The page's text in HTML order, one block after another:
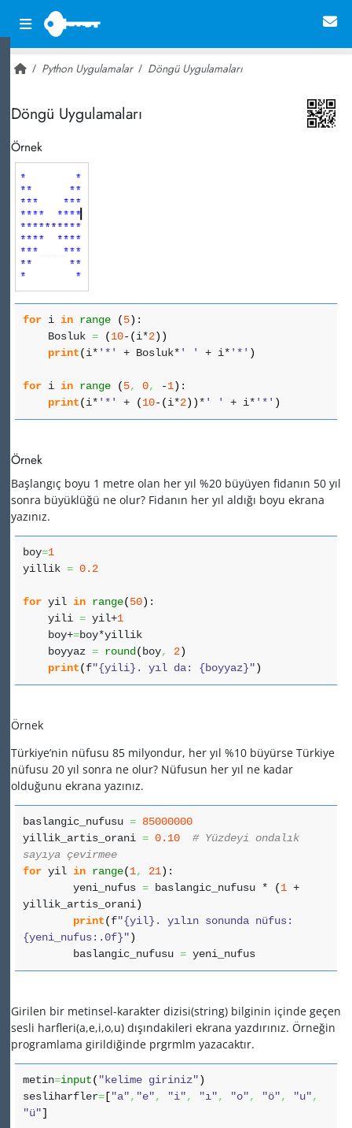
Python Uygulamalar Döngü Uygulamaları
Döngü Uygulamaları
Örnek
for i in range (5) :
Bosluk = (10-(i*2) )
print(i* '*' + Bosluk* ' ' + i* '*' )
for i in range (5, 0, -1) :
print(i* '*' + (10-(i*2) )* ' ' + i* '*' )
Örnek
Başlangıç boyu 1 metre olan her yıl %20 büyüyen fidanın 50 yıl
sonra büyüklüğü ne olur? Fidanın her yıl aldığı boyu ekrana
yazınız.
boy=1
yillik = 0.2
for yil in range(50) :
yili = yil+1
boy+=boy*yillik
boyyaz = round(boy, 2)
print(f"{yili}. yıl da: {boyyaz}")
Örnek
Türkiye’nin nüfusu 85 milyondur, her yıl %10 büyürse Türkiye
nüfusu 20 yıl sonra ne olur? Nüfusun her yıl ne kadar
olduğunu ekrana yazınız.
baslangic_nufusu = 85000000
yillik_artis_orani = 0.10
# Yüzdeyi ondalık
sayıya çevirmee
for yil in range(1, 21) :
yeni_nufus = baslangic_nufusu * (1 +
yillik_artis_orani)
print(f"{yil}. yılın sonunda nüfus:
{yeni_nufus:.0f}")
baslangic_nufusu = yeni_nufus
Girilen bir metinsel-karakter dizisi(string) bilginin içinde geçen
sesli harfleri(a,e,i,o,u) dışındakileri ekrana yazdırınız. Örneğin
programlama girildiğinde prgrmlm yazacaktır.
metin=input( "kelime giriniz")
sesliharfler= ["a", "e", "i", "ı", "o", "ö", "u",
"ü"]